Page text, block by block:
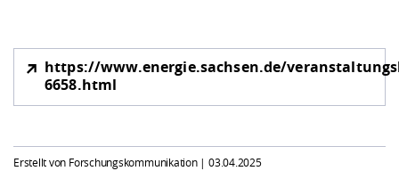
https://www.energie.sachsen.de/
6658.html
Erstellt von Forschungskommunikation |03.04.2025